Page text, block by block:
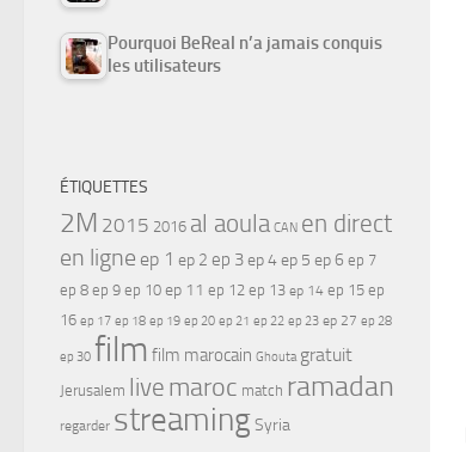
Pourquoi BeReal n’a jamais conquis
les utilisateurs
ÉTIQUETTES
2M 2015 2016 al aoula CAN en direct
en ligne ep 1 ep 2 ep 3ep 4ep 5 ep 6 ep 7
ep 8 ep 9 ep 10 ep 11 ep 12 ep 13 ep 14 ep 15 ep
16 ep 17 ep 18 ep 19 ep 20 ep 21 ep 22 ep 23 ep 27 ep 28
ep 30 film film marocain Ghouta gratuit
Jerusalem live maroc match ramadan
regarder streamingSyria